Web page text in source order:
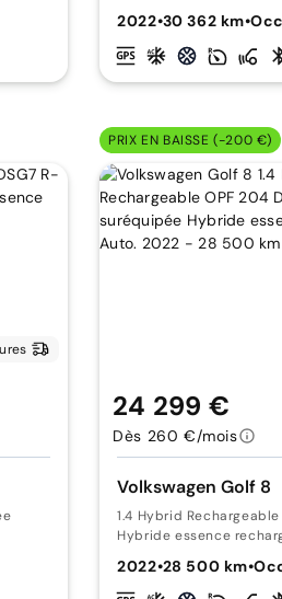
2022•30 362 km•
PRIX EN BAISSE (-200 €)
Volkswagen Golf 8
1.4 Hybrid Rechargeable
Hybride essence
2022•28 500 km•
24 299 €
Dès 260 €/mois